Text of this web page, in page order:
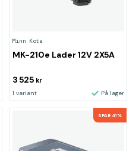
Minn Kota
MK-210e Lader 12V 2X5A
3 525 kr
1 variant På lager
SPAR 41%